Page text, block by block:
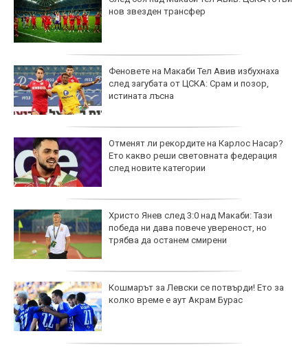
нов звезден трансфер
Феновете на Макаби Тел Авив избухнаха
след загубата от ЦСКА: Срам и позор,
истината лъсна
Отменят ли рекордите на Карлос Насар?
Ето какво реши световната федерация
след новите категории
Христо Янев след 3:0 над Макаби: Тази
победа ни дава повече увереност, но
трябва да останем смирени
Кошмарът за Левски се потвърди! Ето за
колко време е аут Акрам Бурас